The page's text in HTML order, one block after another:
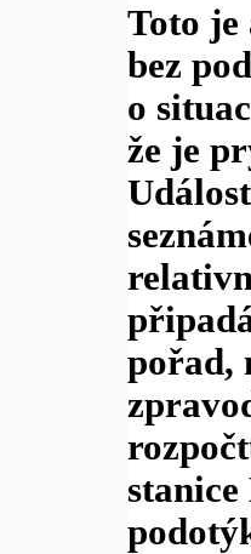
Toto je
bez
o
že je
pořad,